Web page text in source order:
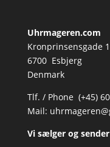
Uhrmageren.com
Kronprinsensgade
6700 Esbjerg
Denmark
Tlf. / Phone (+45)
Mail:
Vi sælger og